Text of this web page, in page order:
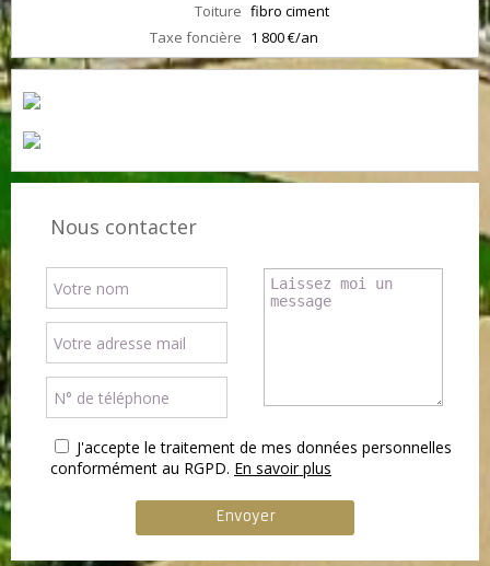
Toiture fibro ciment
Taxe foncière 1 800 €/an
Nous contacter
J'accepte le traitement de mes données personnelles
conformément au RGPD. En savoir plus